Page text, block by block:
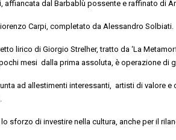
, affiancata dal Barbablù possente e raffinato di
Carpi, completato da Alessandro Solbiati.
lirico di Giorgio Strelher, tratto da ‘La
mesi dalla prima assoluta, è operazione di
ad allestimenti interessanti, artisti di valore e
lo sforzo di investire nella cultura, anche per il